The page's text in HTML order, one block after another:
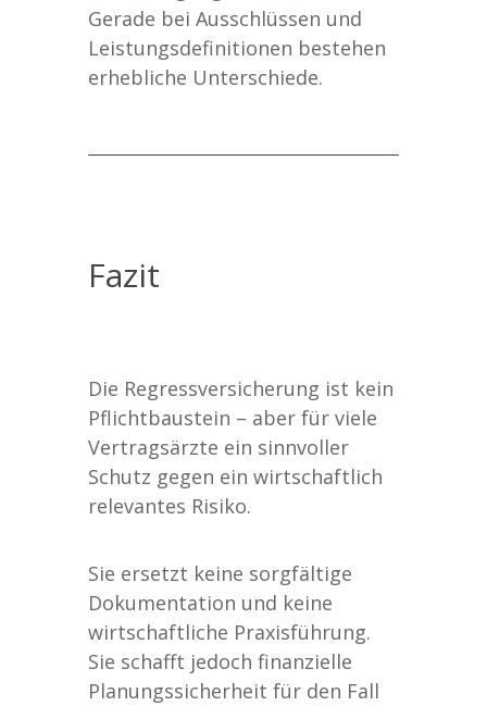
Gerade bei Ausschlüssen und
Leistungsdefinitionen bestehen
erhebliche Unterschiede.
Fazit
Die Regressversicherung ist kein
Pflichtbaustein – aber für viele
Vertragsärzte ein sinnvoller
Schutz gegen ein wirtschaftlich
relevantes Risiko.
Sie ersetzt keine sorgfältige
Dokumentation und keine
wirtschaftliche Praxisführung.
Sie schafft jedoch finanzielle
Planungssicherheit für den Fall